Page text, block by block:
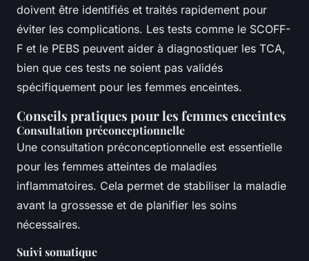
doivent être identifiés et traités rapidement pour
éviter les complications. Les tests comme le SCOFF-
F et le PEBS peuvent aider à diagnostiquer les TCA,
bien que ces tests ne soient pas validés
spécifiquement pour les femmes enceintes.
Conseils pratiques pour les femmes enceintes
Consultation préconceptionnelle
Une consultation préconceptionnelle est essentielle
pour les femmes atteintes de maladies
inflammatoires. Cela permet de stabiliser la maladie
avant la grossesse et de planifier les soins
nécessaires.
Suivi somatique